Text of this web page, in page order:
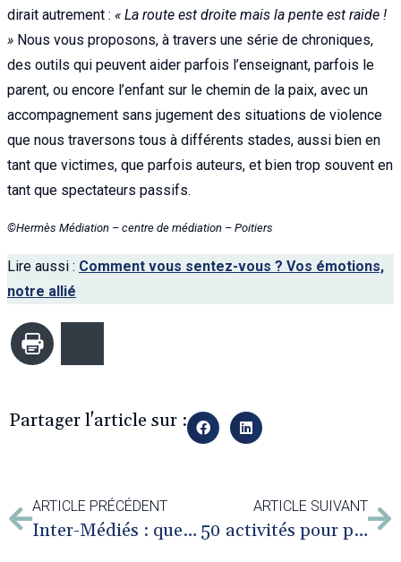
dirait autrement : « La route est droite mais la pente est raide !
» Nous vous proposons, à travers une série de chroniques,
des outils qui peuvent aider parfois l’enseignant, parfois le
parent, ou encore l’enfant sur le chemin de la paix, avec un
accompagnement sans jugement des situations de violence
que nous traversons tous à différents stades, aussi bien en
tant que victimes, que parfois auteurs, et bien trop souvent en
tant que spectateurs passifs.
©Hermès Médiation – centre de médiation – Poitiers
Lire aussi : Comment vous sentez-vous ? Vos émotions,
notre allié
Imprimer
Partager l'article sur :
ARTICLE PRÉCÉDENT
Inter-Médiés : que d’émotions !
ARTICLE SUIVANT
50 activités pour prévenir le harcèlement scolaire